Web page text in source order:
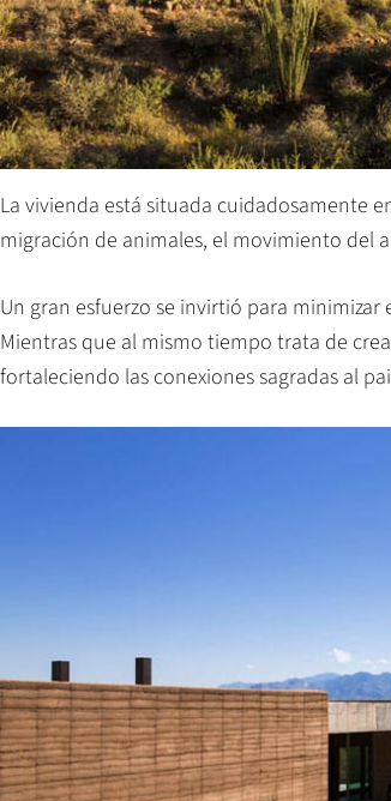
La vivienda está situada cuidadosamente
migración de animales, el movimiento del
Un gran esfuerzo se invirtió para
Mientras que al mismo tiempo trata de
fortaleciendo las conexiones sagradas al